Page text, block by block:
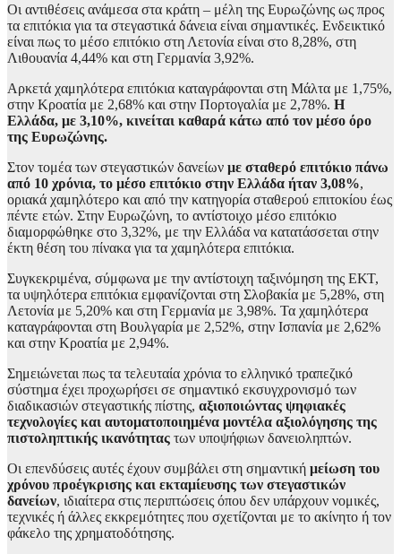
Οι αντιθέσεις ανάμεσα στα κράτη – μέλη της Ευρωζώνης ως προς
τα επιτόκια για τα στεγαστικά δάνεια είναι σημαντικές. Ενδεικτικό
είναι πως το μέσο επιτόκιο στη Λετονία είναι στο 8,28%, στη
Λιθουανία 4,44% και στη Γερμανία 3,92%.
Αρκετά χαμηλότερα επιτόκια καταγράφονται στη Μάλτα με 1,75%,
στην Κροατία με 2,68% και στην Πορτογαλία με 2,78%. Η
Ελλάδα, με 3,10%, κινείται καθαρά κάτω από τον μέσο όρο
της Ευρωζώνης.
Στον τομέα των στεγαστικών δανείων με σταθερό επιτόκιο πάνω
από 10 χρόνια, το μέσο επιτόκιο στην Ελλάδα ήταν 3,08%,
οριακά χαμηλότερο και από την κατηγορία σταθερού επιτοκίου έως
πέντε ετών. Στην Ευρωζώνη, το αντίστοιχο μέσο επιτόκιο
διαμορφώθηκε στο 3,32%, με την Ελλάδα να κατατάσσεται στην
έκτη θέση του πίνακα για τα χαμηλότερα επιτόκια.
Συγκεκριμένα, σύμφωνα με την αντίστοιχη ταξινόμηση της ΕΚΤ,
τα υψηλότερα επιτόκια εμφανίζονται στη Σλοβακία με 5,28%, στη
Λετονία με 5,20% και στη Γερμανία με 3,98%. Τα χαμηλότερα
καταγράφονται στη Βουλγαρία με 2,52%, στην Ισπανία με 2,62%
και στην Κροατία με 2,94%.
Σημειώνεται πως τα τελευταία χρόνια το ελληνικό τραπεζικό
σύστημα έχει προχωρήσει σε σημαντικό εκσυγχρονισμό των
διαδικασιών στεγαστικής πίστης, αξιοποιώντας ψηφιακές
τεχνολογίες και αυτοματοποιημένα μοντέλα αξιολόγησης της
πιστοληπτικής ικανότητας των υποψήφιων δανειοληπτών.
Οι επενδύσεις αυτές έχουν συμβάλει στη σημαντική μείωση του
χρόνου προέγκρισης και εκταμίευσης των στεγαστικών
δανείων, ιδιαίτερα στις περιπτώσεις όπου δεν υπάρχουν νομικές,
τεχνικές ή άλλες εκκρεμότητες που σχετίζονται με το ακίνητο ή τον
φάκελο της χρηματοδότησης.